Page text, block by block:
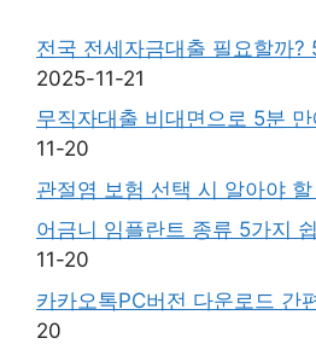
전국 전세자금대출 필요할까?
2025-11-21
무직자대출 비대면으로 5분
11-20
관절염 보험 선택 시 알아야
어금니 임플란트 종류 5가지
11-20
카카오톡PC버전 다운로드 간
20